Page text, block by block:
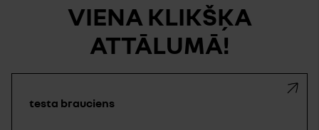
VIENA KLIKŠĶA
ATTĀLUMĀ!
testa brauciens